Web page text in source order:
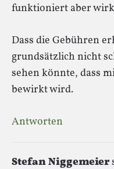
funktioniert aber
Dass die Gebühren
grundsätzlich nicht
sehen könnte, dass
bewirkt wird.
Antworten
Stefan Niggemeier